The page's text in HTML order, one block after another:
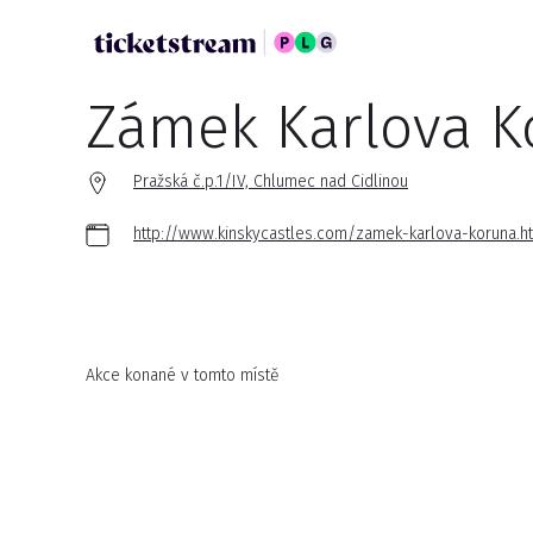
Zámek Karlova
Pražská č.p.1/IV, Chlumec nad Cidlinou
http://www.kinskycastles.com/zamek-karlova-
Akce konané v tomto místě